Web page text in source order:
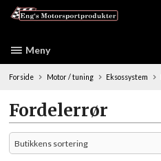
Meny
Forside Motor / tuning Eksossystem
Fordelerrør